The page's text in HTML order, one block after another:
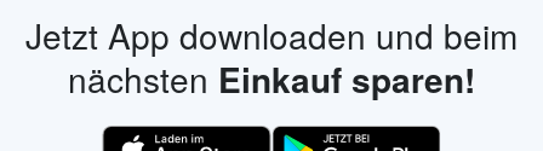
Jetzt App downloaden und beim
nächsten Einkauf sparen!